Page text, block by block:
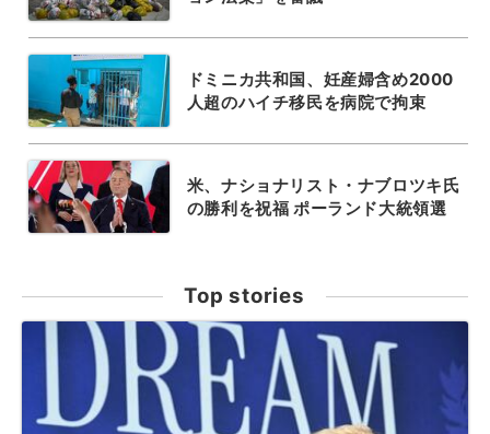
ドミニカ共和国、妊産婦含め2000
人超のハイチ移民を病院で拘束
米、ナショナリスト・ナブロツキ氏
の勝利を祝福 ポーランド大統領選
Top stories